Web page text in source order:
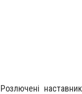
Розлючені